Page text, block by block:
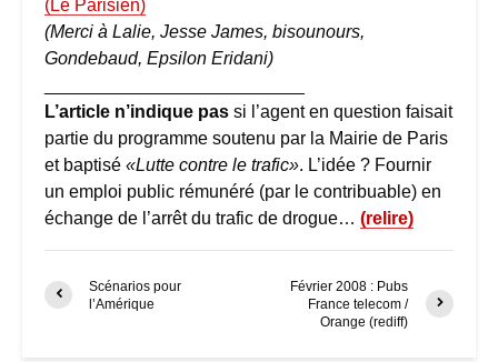
(Le Parisien)
(Merci à Lalie, Jesse James, bisounours,
Gondebaud, Epsilon Eridani)
L’article n’indique pas si l’agent en question faisait
partie du programme soutenu par la Mairie de Paris
et baptisé «Lutte contre le trafic». L’idée ? Fournir
un emploi public rémunéré (par le contribuable) en
échange de l’arrêt du trafic de drogue… (relire)
Scénarios pour
l’Amérique
Février 2008 : Pubs
France telecom /
Orange (rediff)